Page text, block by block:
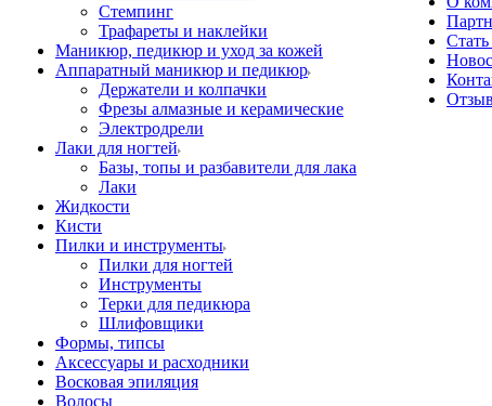
Стемпинг
Трафареты и наклейки
Маникюр, педикюр и уход за кожей
Аппаратный маникюр и педикюр
Держатели и колпачки
Фрезы алмазные и керамические
Электродрели
Лаки для ногтей
Базы, топы и разбавители для лака
Лаки
Жидкости
Кисти
Пилки и инструменты
Пилки для ногтей
Инструменты
Терки для педикюра
Шлифовщики
Формы, типсы
Аксессуары и расходники
Восковая эпиляция
Волосы